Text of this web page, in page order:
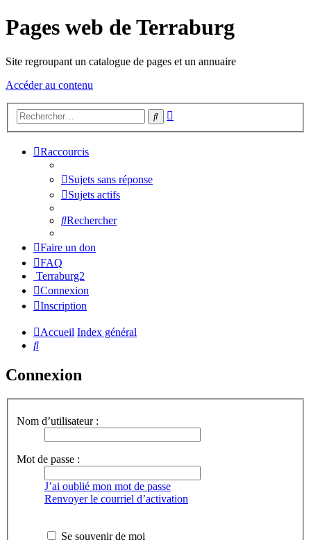
Pages web de Terraburg
Site regroupant un catalogue de pages et un annuaire
Accéder au contenu
Rechercher
Raccourcis
Sujets sans réponse
Sujets actifs
Rechercher
Faire un don
FAQ
Terraburg2
Connexion
Inscription
Accueil Index général
Rechercher
Connexion
Nom d’utilisateur :
Mot de passe :
J’ai oublié mon mot de passe
Renvoyer le courriel d’activation
Se souvenir de moi